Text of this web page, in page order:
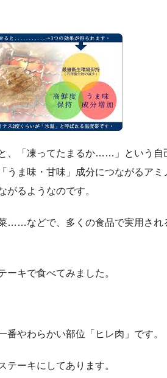
、「凍ってたまるか……」という自
うま味・甘味」成分につながるアミ
がるようなのです。
……などで、多くの食品で実用され
ーキで食べてみました。
番やわらかい部位「ヒレ肉」です。
テーキにしてあります。